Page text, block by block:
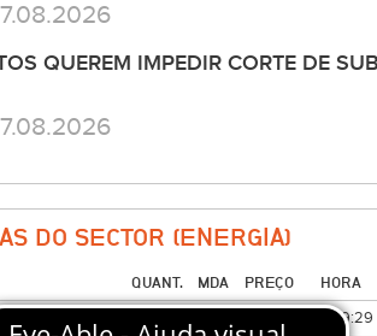
QUEREM IMPEDIR CORTE DE
DO SECTOR (ENERGIA)
QUANT. MDA PREÇO
HORA
20:59:29